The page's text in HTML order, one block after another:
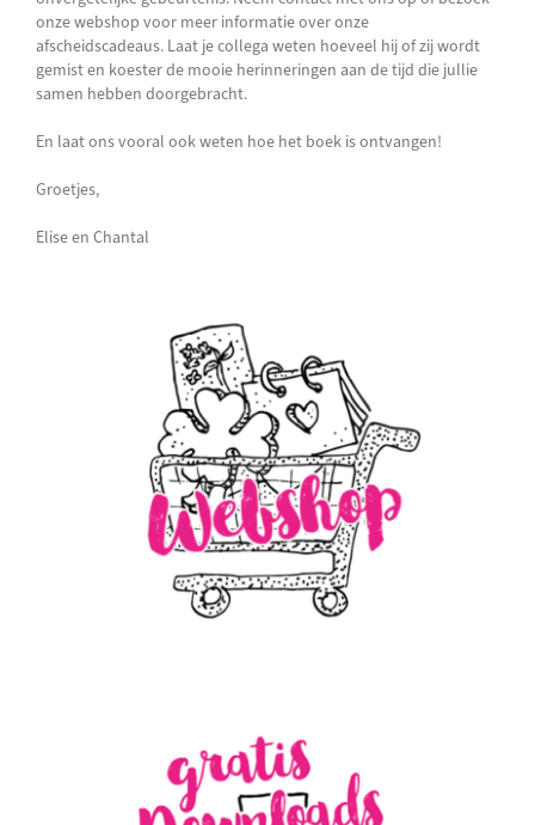
onze webshop voor meer informatie over onze
afscheidscadeaus. Laat je collega weten hoeveel hij of zij wordt
gemist en koester de mooie herinneringen aan de tijd die jullie
samen hebben doorgebracht.
En laat ons vooral ook weten hoe het boek is ontvangen!
Groetjes,
Elise en Chantal